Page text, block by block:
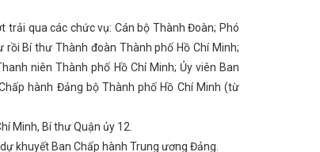
06 ở Hà Tĩnh
hành Chỉ thị về việc tiếp tục tăng cường
doanh nghiệp nhân Ngày Doanh nhân
tại Việt Nam
Hà Tĩnh sẵn sàng cho
Tổng Bí thư Tô Lâm
Hôm nay
giữa nhiệm kỳ đại hội đảng bộ cấp
CĐN Công Thương Hà Tĩnh tổ
giá kết quả hoạt động quý I, triển
trải qua các chức vụ: Cán bộ Thành Đoàn; Phó
Bí thư Thành đoàn Thành phố Hồ Chí Minh;
niên Thành phố Hồ Chí Minh; Ủy viên Ban
hành Đảng bộ Thành phố Hồ Chí Minh (từ
Minh, Bí thư Quận ủy 12.
khuyết Ban Chấp hành Trung ương Đảng.